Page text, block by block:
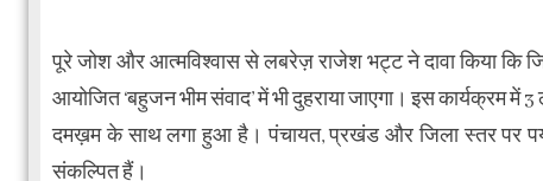
पूरे जोश और आत्मविश्वास से लबरेज़ राजेश भट्ट ने दावा किया कि
आयोजित ‘बहुजन भीम संवाद’ में भी दुहराया जाएगा। इस कार्यक्रम में
दमख़म के साथ लगा हुआ है। पंचायत, प्रखंड और जिला स्तर पर
संकल्पित हैं।